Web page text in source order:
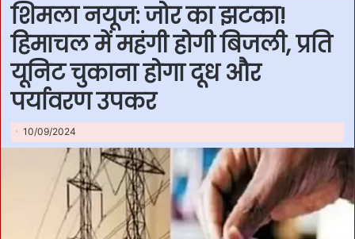
शिमला नयूज: जोर का झटका!
हिमाचल में महंगी होगी बिजली, प्रति
यूनिट चुकाना होगा दूध और
पर्यावरण उपकर
10/09/2024